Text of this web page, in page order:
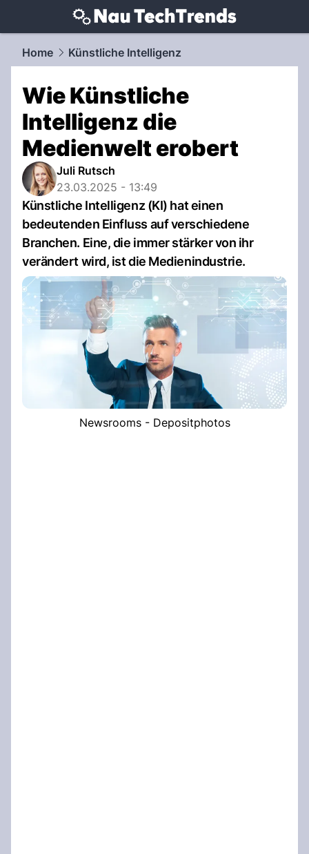
techtrends.NAU.ch
Home Künstliche Intelligenz
Wie Künstliche
Intelligenz die
Medienwelt erobert
Juli Rutsch
23.03.2025 - 13:49
Künstliche Intelligenz (KI) hat einen
bedeutenden Einfluss auf verschiedene
Branchen. Eine, die immer stärker von ihr
verändert wird, ist die Medienindustrie.
Newsrooms - Depositphotos